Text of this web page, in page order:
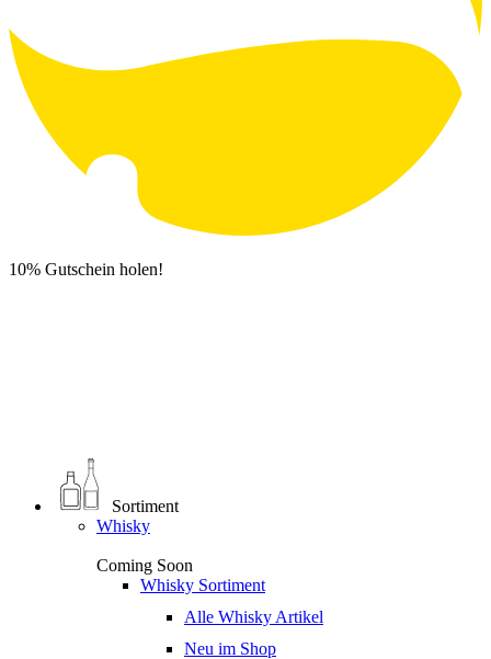
10% Gutschein holen!
Sortiment
Whisky
Coming Soon
Whisky Sortiment
Alle Whisky Artikel
Neu im Shop